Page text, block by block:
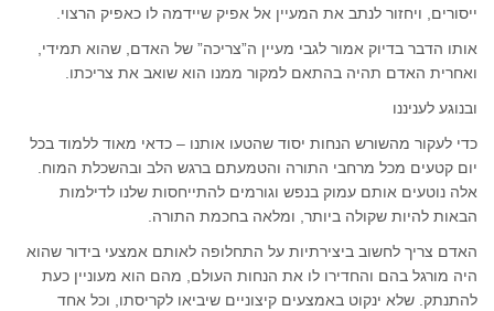
ייסורים, ויחזור לנתב את המעיין אל אפיק שיידמה לו כאפיק הרצוי.
אותו הדבר בדיוק אמור לגבי מעיין ה”צריכה” של האדם, שהוא תמידי,
ואחרית האדם תהיה בהתאם למקור ממנו הוא שואב את צריכתו.
ובנוגע לעניננו
כדי לעקור מהשורש הנחות יסוד שהטעו אותנו – כדאי מאוד ללמוד בכל
יום קטעים מכל מרחבי התורה והטמעתם ברגש הלב ובהשכלת המוח.
אלה נוטעים אותם עמוק בנפש וגורמים להתייחסות שלנו לדילמות
הבאות להיות שקולה ביותר, ומלאה בחכמת התורה.
האדם צריך לחשוב ביצירתיות על התחלופה לאותם אמצעי בידור שהוא
היה מורגל בהם והחדירו לו את הנחות העולם, מהם הוא מעוניין כעת
להתנתק. שלא ינקוט באמצעים קיצוניים שיביאו לקריסתו, וכל אחד